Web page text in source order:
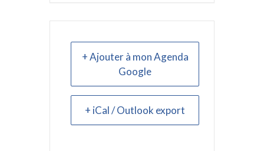
+ Ajouter à mon Agenda
Google
+ iCal / Outlook export